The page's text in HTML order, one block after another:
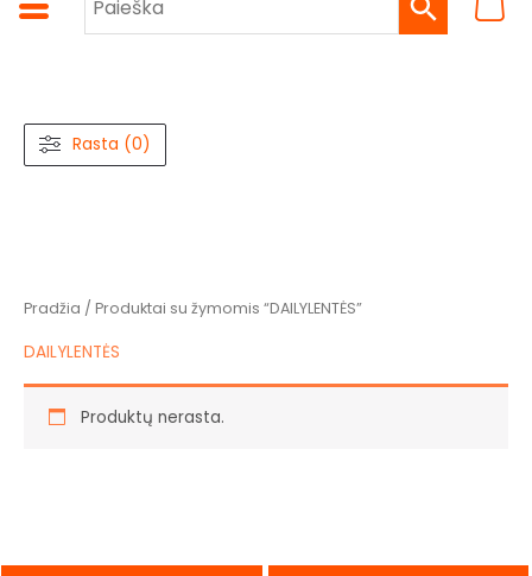
m
Rasta (0)
Pradžia / Produktai su žymomis “DAILYLENTĖS”
DAILYLENTĖS
Produktų nerasta.